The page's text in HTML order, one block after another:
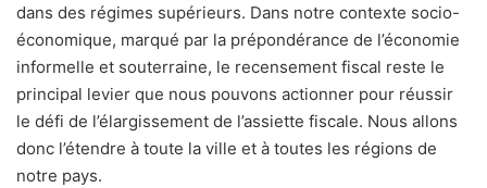
dans des régimes supérieurs. Dans notre contexte socio-
économique, marqué par la prépondérance de l’économie
informelle et souterraine, le recensement fiscal reste le
principal levier que nous pouvons actionner pour réussir
le défi de l’élargissement de l’assiette fiscale. Nous allons
donc l’étendre à toute la ville et à toutes les régions de
notre pays.